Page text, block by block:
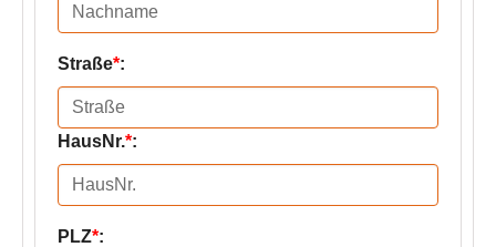
Straße*:
HausNr.*:
PLZ*: